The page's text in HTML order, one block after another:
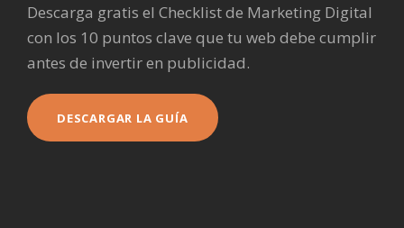
Descarga gratis el Checklist de Marketing Digital
con los 10 puntos clave que tu web debe cumplir
antes de invertir en publicidad.
DESCARGAR LA GUÍA